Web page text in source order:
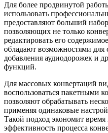
Для более продвинутой
использовать
предоставляют больший
позволяющих не только
редактировать его
обладают возможностями для
добавления аудиодорожек и
функций.
Для массовых конвертаций
воспользоваться пакетными
позволяют обрабатывать
применяя одинаковые
Такой подход экономит
эффективность процесса